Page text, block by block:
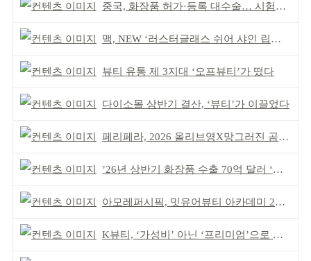
중국, 화장품 허가·등록 대수술… 시험자료 공용 허용
맥, NEW ‘러스터글래스 쉬어 샤인 립스틱’ 출시
뷰티 유통 제 3지대 ‘오프뷰티’가 떴다
다이소몰 상반기 결산, ‘뷰티’가 이끌었다
페리페라, 2026 올리브영X망그러진 곰 콜라보
’26년 상반기 화장품 수출 70억 달러 ‘역대 최고’
아모레퍼시픽, 밋유어뷰티 아카데미 2기 발대식
K뷰티, ‘가성비’ 아닌 ‘프리미엄’으로 승부걸어야